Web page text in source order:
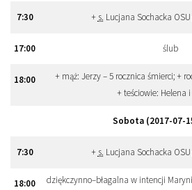
7:30 + s. Lucjana Sochacka
17:00 ślub
18:00
+ mąż: Jerzy – 5 rocznica śmierci; +
+ teściowie: Helena i
Sobota (2017-07-
7:30 + s. Lucjana Sochacka
18:00
dziękczynno–błagalna w intencji